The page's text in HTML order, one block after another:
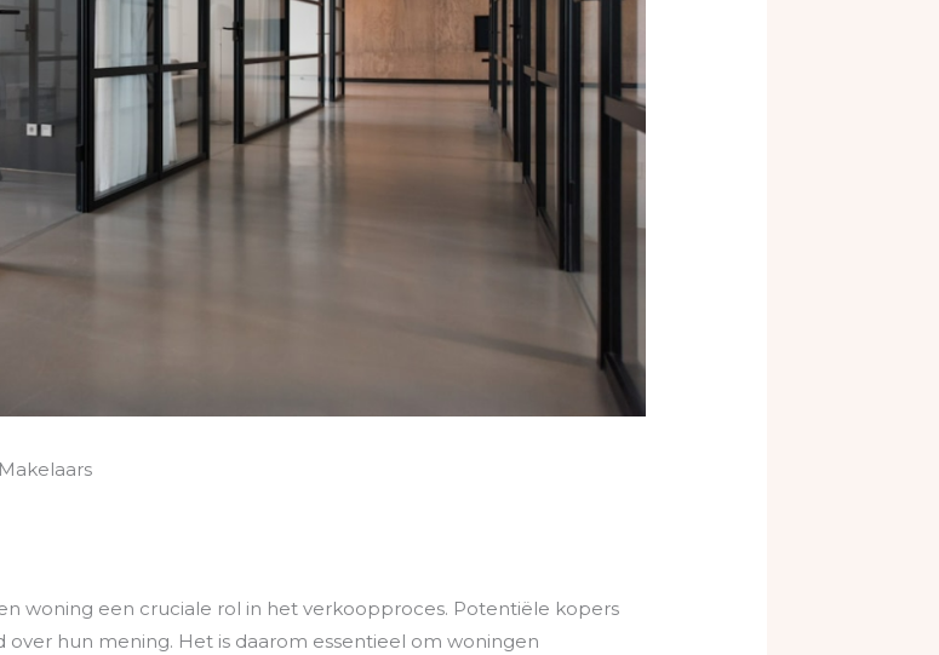
woning een cruciale rol in het verkoopproces. Potentiële kopers
hun mening. Het is daarom essentieel om woningen